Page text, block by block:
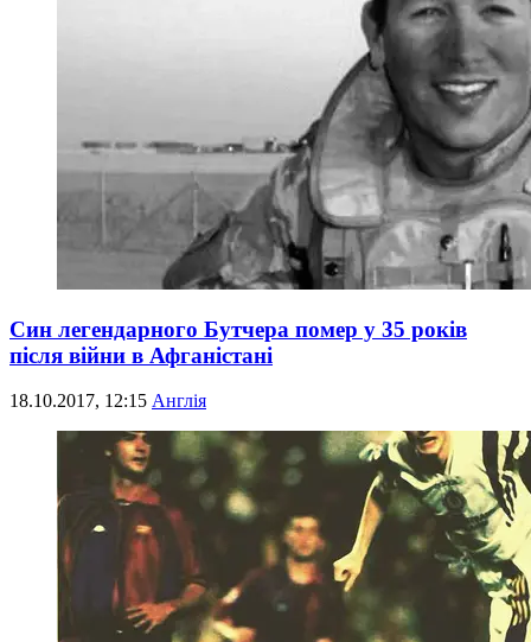
Син легендарного Бутчера помер у 35 років
після війни в Афганістані
18.10.2017, 12:15 Англія